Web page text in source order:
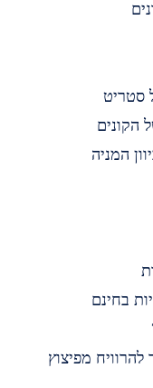
מפיצוץ